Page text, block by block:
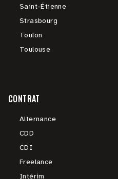
Saint-Étienne
Strasbourg
Toulon
Toulouse
CONTRAT
Alternance
CDD
CDI
Freelance
Intérim